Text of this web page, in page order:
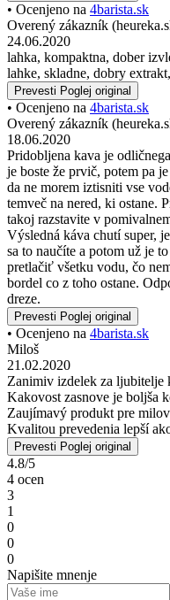
• Ocenjeno na 4barista.sk
Overený zákazník
24.06.2020
lahka, kompaktna, dober
lahke, skladne, dobry
Prevesti Poglej original
• Ocenjeno na 4barista.sk
Overený zákazník
18.06.2020
Pridobljena kava je
je boste že prvič, potem pa
da ne morem iztisniti vse
temveč na nered, ki ostane.
takoj razstavite v
Výsledná káva chutí super,
sa to naučíte a potom už je
pretlačiť všetku vodu, čo
bordel co z toho ostane.
dreze.
Prevesti Poglej original
• Ocenjeno na 4barista.sk
Miloš
21.02.2020
Zanimiv izdelek za ljubitelje
Kakovost zasnove je boljša
Zaujímavý produkt pre
Kvalitou prevedenia lepší
Prevesti Poglej original
4.8/5
4 ocen
3
1
0
0
0
Napišite mnenje